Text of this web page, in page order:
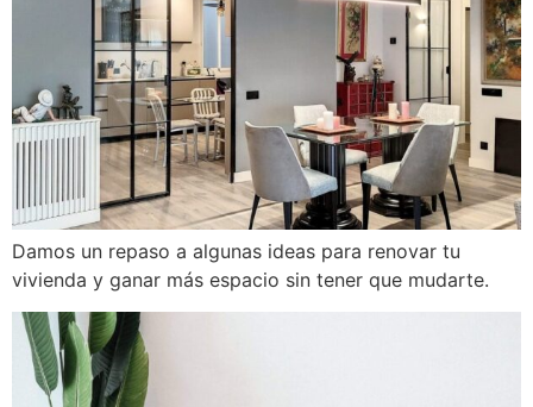
Damos un repaso a algunas ideas para renovar tu
vivienda y ganar más espacio sin tener que mudarte.